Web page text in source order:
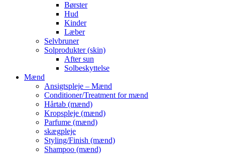
Børster
Hud
Kinder
Læber
Selvbruner
Solprodukter (skin)
After sun
Solbeskyttelse
Mænd
Ansigtspleje – Mænd
Conditioner/Treatment for mænd
Hårtab (mænd)
Kropspleje (mænd)
Parfume (mænd)
skægpleje
Styling/Finish (mænd)
Shampoo (mænd)